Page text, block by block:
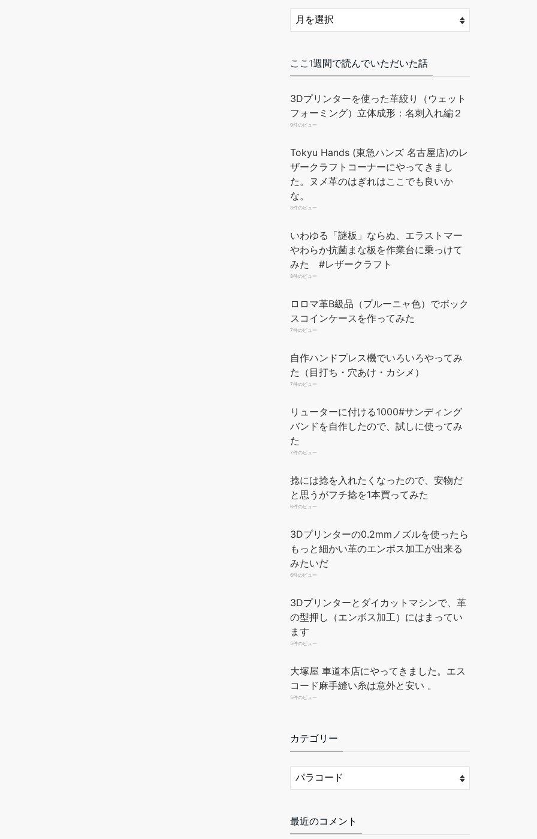
ここ1週間で読んでいただいた話
3Dプリンターを使った革絞り（ウェット
フォーミング）立体成形：名刺入れ編２
9件のビュー
Tokyu Hands (東急ハンズ 名古屋店)のレ
ザークラフトコーナーにやってきまし
た。ヌメ革のはぎれはここでも良いか
な。
8件のビュー
いわゆる「謎板」ならぬ、エラストマー
やわらか抗菌まな板を作業台に乗っけて
みた #レザークラフト
8件のビュー
ロロマ革B級品（プルーニャ色）でボック
スコインケースを作ってみた
7件のビュー
自作ハンドプレス機でいろいろやってみ
た（目打ち・穴あけ・カシメ）
7件のビュー
リューターに付ける1000#サンディング
バンドを自作したので、試しに使ってみ
た
7件のビュー
捻には捻を入れたくなったので、安物だ
と思うがフチ捻を1本買ってみた
6件のビュー
3Dプリンターの0.2mmノズルを使ったら
もっと細かい革のエンボス加工が出来る
みたいだ
6件のビュー
3Dプリンターとダイカットマシンで、革
の型押し（エンボス加工）にはまってい
ます
5件のビュー
大塚屋 車道本店にやってきました。エス
コード麻手縫い糸は意外と安い 。
5件のビュー
カテゴリー
最近のコメント